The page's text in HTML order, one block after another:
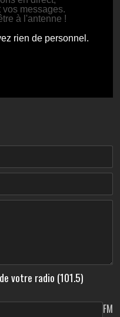
votre radio (101.5)
FM